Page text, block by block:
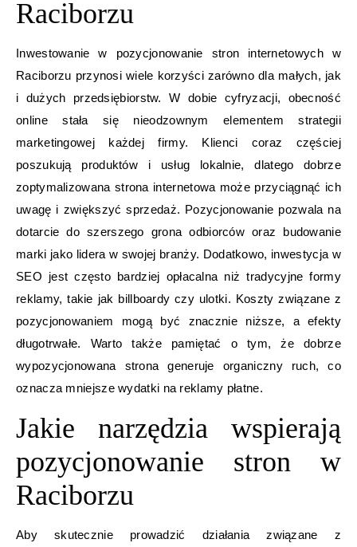
Raciborzu
Inwestowanie w pozycjonowanie stron internetowych w
Raciborzu przynosi wiele korzyści zarówno dla małych, jak
i dużych przedsiębiorstw. W dobie cyfryzacji, obecność
online stała się nieodzownym elementem strategii
marketingowej każdej firmy. Klienci coraz częściej
poszukują produktów i usług lokalnie, dlatego dobrze
zoptymalizowana strona internetowa może przyciągnąć ich
uwagę i zwiększyć sprzedaż. Pozycjonowanie pozwala na
dotarcie do szerszego grona odbiorców oraz budowanie
marki jako lidera w swojej branży. Dodatkowo, inwestycja w
SEO jest często bardziej opłacalna niż tradycyjne formy
reklamy, takie jak billboardy czy ulotki. Koszty związane z
pozycjonowaniem mogą być znacznie niższe, a efekty
długotrwałe. Warto także pamiętać o tym, że dobrze
wypozycjonowana strona generuje organiczny ruch, co
oznacza mniejsze wydatki na reklamy płatne.
Jakie narzędzia wspierają
pozycjonowanie stron w
Raciborzu
Aby skutecznie prowadzić działania związane z